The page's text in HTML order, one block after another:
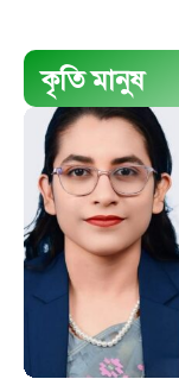
কৃতি মানুষ